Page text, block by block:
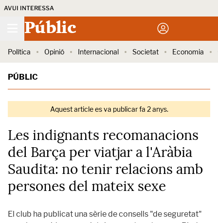
AVUI INTERESSA
Públic
Política Opinió Internacional Societat Economia
PÚBLIC
Aquest article es va publicar fa 2 anys.
Les indignants recomanacions
del Barça per viatjar a l'Aràbia
Saudita: no tenir relacions amb
persones del mateix sexe
El club ha publicat una sèrie de consells "de seguretat"